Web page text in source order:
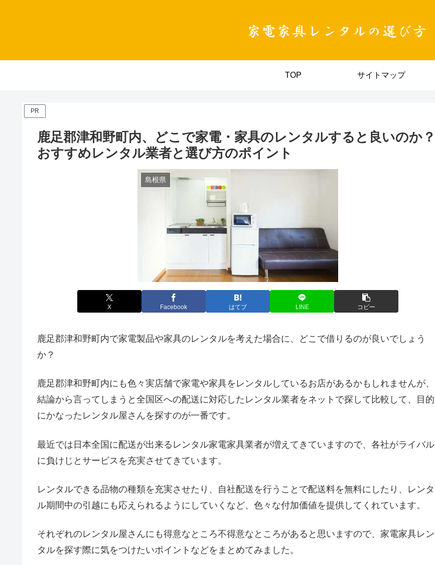
TOP サイトマップ
PR
鹿足郡津和野町内、どこで家電・家具のレンタルすると良いのか？
おすすめレンタル業者と選び方のポイント
島根県
X Facebook はてブ LINE コピー
鹿足郡津和野町内で家電製品や家具のレンタルを考えた場合に、どこで借りるのが良いでしょう
か？
鹿足郡津和野町内にも色々実店舗で家電や家具をレンタルしているお店があるかもしれませんが、
結論から言ってしまうと全国区への配送に対応したレンタル業者をネットで探して比較して、目的
にかなったレンタル屋さんを探すのが一番です。
最近では日本全国に配送が出来るレンタル家電家具業者が増えてきていますので、各社がライバル
に負けじとサービスを充実させてきています。
レンタルできる品物の種類を充実させたり、自社配送を行うことで配送料を無料にしたり、レンタ
ル期間中の引越にも応えられるようにしていくなど、色々な付加価値を提供してくれています。
それぞれのレンタル屋さんにも得意なところ不得意なところがあると思いますので、家電家具レン
タルを探す際に気をつけたいポイントなどをまとめてみました。